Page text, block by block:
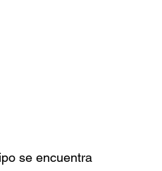
se encuentra